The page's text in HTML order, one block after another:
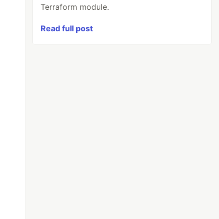
Terraform module.
Read full post